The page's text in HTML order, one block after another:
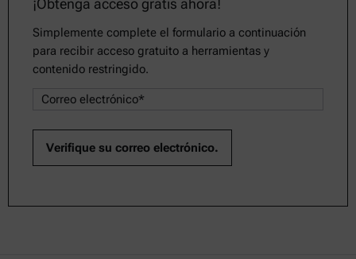
¡Obtenga acceso gratis ahora!
Simplemente complete el formulario a continuación
para recibir acceso gratuito a herramientas y
contenido restringido.